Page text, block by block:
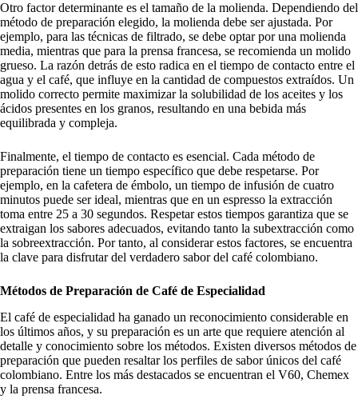
Otro factor determinante es el tamaño de la molienda. Dependiendo del
método de preparación elegido, la molienda debe ser ajustada. Por
ejemplo, para las técnicas de filtrado, se debe optar por una molienda
media, mientras que para la prensa francesa, se recomienda un molido
grueso. La razón detrás de esto radica en el tiempo de contacto entre el
agua y el café, que influye en la cantidad de compuestos extraídos. Un
molido correcto permite maximizar la solubilidad de los aceites y los
ácidos presentes en los granos, resultando en una bebida más
equilibrada y compleja.
Finalmente, el tiempo de contacto es esencial. Cada método de
preparación tiene un tiempo específico que debe respetarse. Por
ejemplo, en la cafetera de émbolo, un tiempo de infusión de cuatro
minutos puede ser ideal, mientras que en un espresso la extracción
toma entre 25 a 30 segundos. Respetar estos tiempos garantiza que se
extraigan los sabores adecuados, evitando tanto la subextracción como
la sobreextracción. Por tanto, al considerar estos factores, se encuentra
la clave para disfrutar del verdadero sabor del café colombiano.
Métodos de Preparación de Café de Especialidad
El café de especialidad ha ganado un reconocimiento considerable en
los últimos años, y su preparación es un arte que requiere atención al
detalle y conocimiento sobre los métodos. Existen diversos métodos de
preparación que pueden resaltar los perfiles de sabor únicos del café
colombiano. Entre los más destacados se encuentran el V60, Chemex
y la prensa francesa.